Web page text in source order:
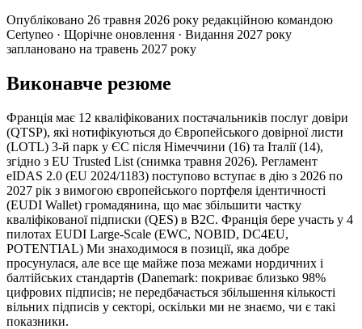
Опубліковано 26 травня 2026 року редакційною командою
Certyneo · Щорічне оновлення · Видання 2027 року
заплановано на травень 2027 року
Виконавче резюме
Франція має 12 кваліфікованих постачальників послуг довіри
(QTSP), які нотифікуються до Європейського довірної листи
(LOTL) 3-й парк у ЄС після Німеччини (16) та Італії (14),
згідно з EU Trusted List (снимка травня 2026). Регламент
eIDAS 2.0 (EU 2024/1183) поступово вступає в дію з 2026 по
2027 рік з вимогою європейського портфеля ідентичності
(EUDI Wallet) громадянина, що має збільшити частку
кваліфікованої підписки (QES) в B2C. Франція бере участь у 4
пилотах EUDI Large-Scale (EWC, NOBID, DC4EU,
POTENTIAL) Ми знаходимося в позиції, яка добре
просунулася, але все ще майже поза межами нордичних і
балтійських стандартів (Danemark: покриває близько 98%
цифрових підписів; не передбачається збільшення кількості
вільних підписів у секторі, оскільки ми не знаємо, чи є такі
показники.